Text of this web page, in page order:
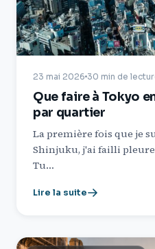
23 mai 2026 30 min de
Que faire à Tokyo
par quartier
La première fois que je
Shinjuku, j'ai failli
Tu…
Lire la suite